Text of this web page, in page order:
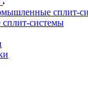
сплит-
системы